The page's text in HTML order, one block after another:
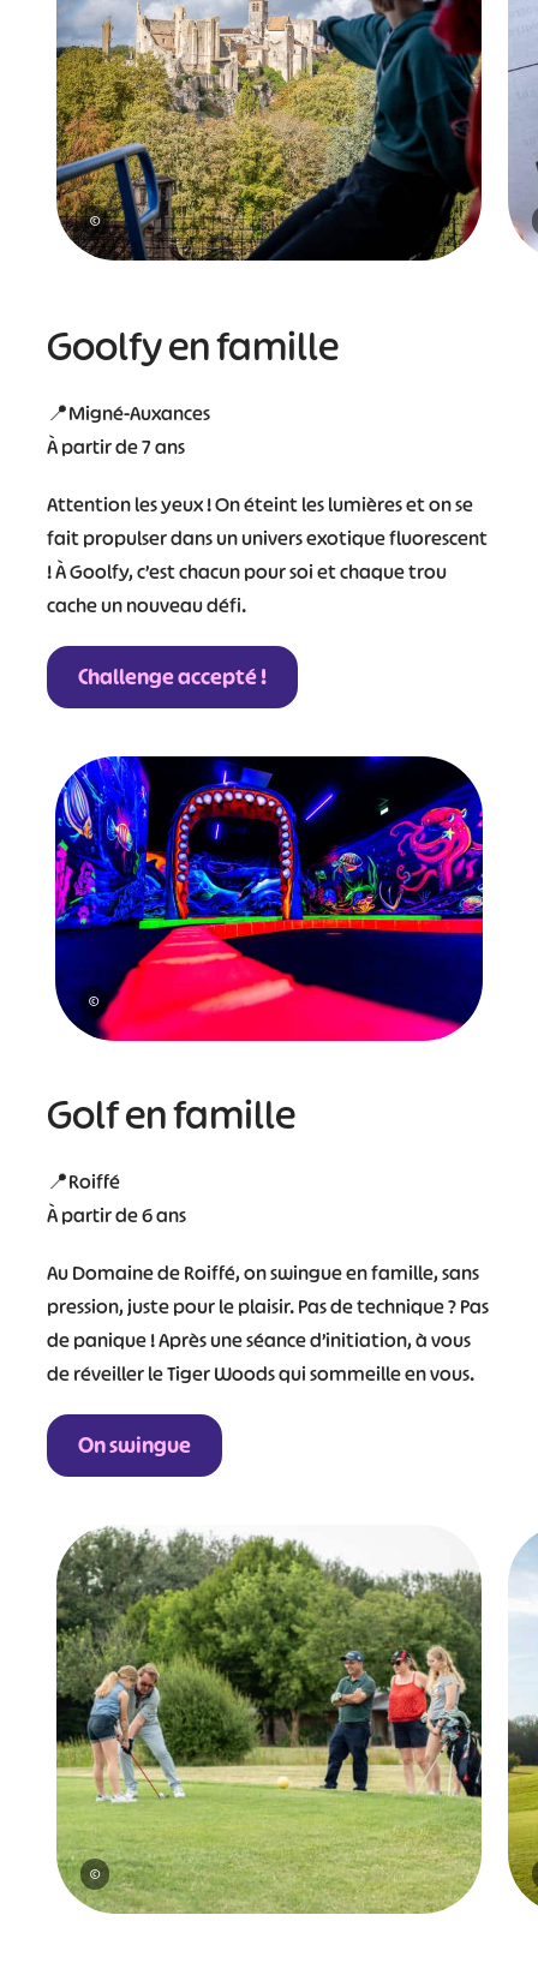
©
Goolfy en famille
📍Migné-Auxances
À partir de 7 ans
Attention les yeux ! On éteint les lumières et on se
fait propulser dans un univers exotique fluorescent
! À Goolfy, c’est chacun pour soi et chaque trou
cache un nouveau défi.
Challenge accepté !
©
Golf en famille
📍Roiffé
À partir de 6 ans
Au Domaine de Roiffé, on swingue en famille, sans
pression, juste pour le plaisir. Pas de technique ? Pas
de panique ! Après une séance d’initiation, à vous
de réveiller le Tiger Woods qui sommeille en vous.
On swingue
©
# # #
#
#
#
#